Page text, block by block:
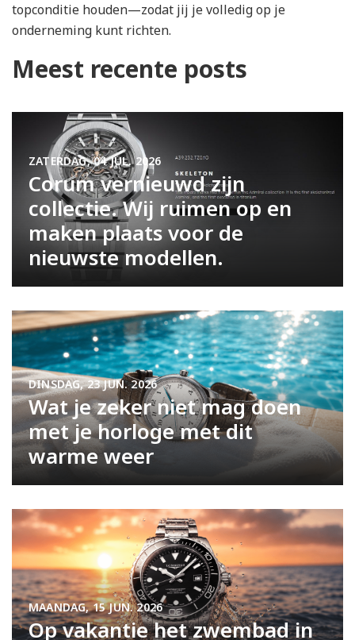
topconditie houden—zodat jij je volledig op je
onderneming kunt richten.
Meest recente posts
Corum vernieuwd zijn
collectie. Wij ruimen op en
maken plaats voor de
nieuwste modellen.
ZATERDAG, 04 JUL. 2026
Wat je zeker niet mag doen
met je horloge met dit
warme weer
DINSDAG, 23 JUN. 2026
Op vakantie het zwembad in
MAANDAG, 15 JUN. 2026